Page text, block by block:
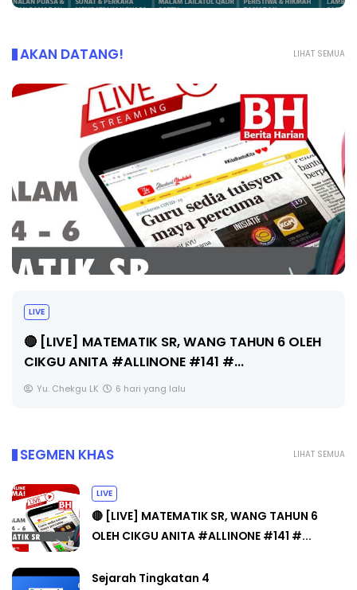
LIHAT SEMUA
AKAN DATANG!
LIVE
🔴 [LIVE] MATEMATIK SR, WANG TAHUN 6 OLEH
CIKGU ANITA #ALLINONE #141 #...
Yu. Chekgu LK 6 hari yang lalu
LIHAT SEMUA
SEGMEN KHAS
LIVE
🔴 [LIVE] MATEMATIK SR, WANG TAHUN 6
OLEH CIKGU ANITA #ALLINONE #141 #...
Sejarah Tingkatan 4